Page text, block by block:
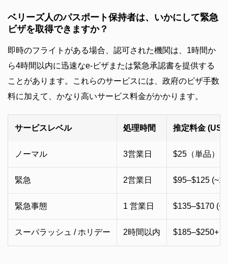
ベリーズ人のパスポート保持者は、いかにして緊急
ビザを取得できますか？
即時のフライトがある場合、認可された機関は、1時間か
ら4時間以内に迅速なe-ビザまたは緊急承認書を提供する
ことがあります。これらのサービスには、政府のビザ手数
料に加えて、かなり高いサービス料金がかかります。
サービスレベル 処理時間 推定料金
ノーマル 3営業日 $25（単品） /
緊急 2営業日 $95–$125
緊急事態 1 営業日 $135–$170
スーパラッシュ / ホリデー 2時間以内 $185–$250+